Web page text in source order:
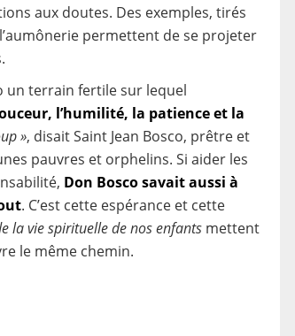
aux doutes. Des exemples, tirés
permettent de se projeter
un terrain fertile sur lequel
l’humilité, la patience et la
», disait Saint Jean Bosco, prêtre et
pauvres et orphelins. Si aider les
Don Bosco savait aussi à
. C’est cette espérance et cette
la vie spirituelle de nos enfants mettent
le même chemin.